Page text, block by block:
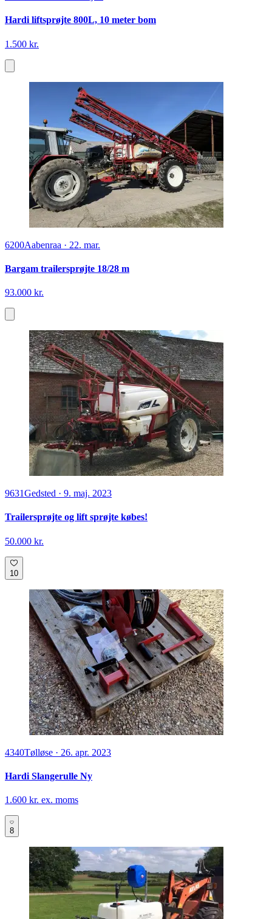
3
Odense SV·28. jul.
Hardi liftsprøjte 800L, 10 meter bom
1.500 kr.
Aabenraa · 22. mar.
Bargam trailersprøjte 18/28 m
93.000 kr.
Gedsted·9. maj. 2023
Trailersprøjte og lift sprøjte købes!
50.000 kr.
10